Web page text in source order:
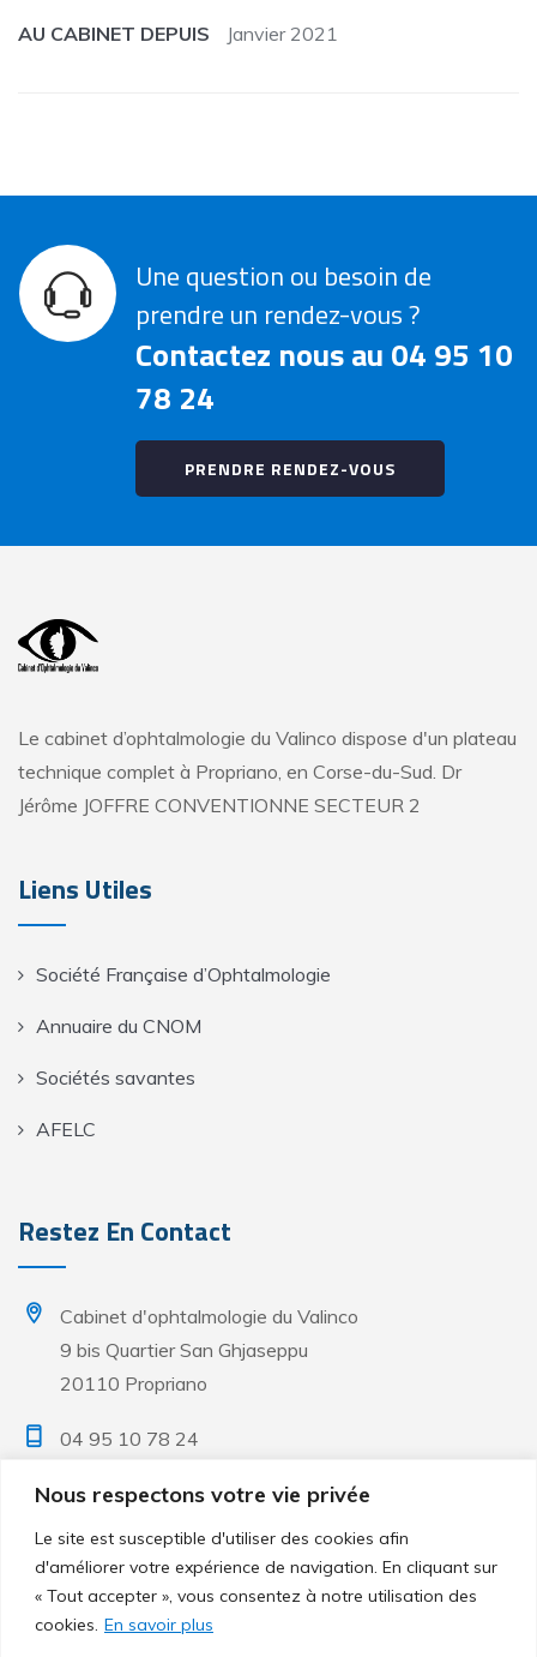
Nous respectons votre vie privée
Le site est susceptible d'utiliser des cookies afin
d'améliorer votre expérience de navigation. En cliquant sur
« Tout accepter », vous consentez à notre utilisation des
cookies. En savoir plus
AU CABINET DEPUIS
Janvier 2021
Une question ou besoin de
prendre un rendez-vous ?
Contactez nous au 04 95 10
78 24
PRENDRE RENDEZ-VOUS
Le cabinet d’ophtalmologie du Valinco dispose d'un plateau
technique complet à Propriano, en Corse-du-Sud. Dr
Jérôme JOFFRE CONVENTIONNE SECTEUR 2
Liens Utiles
Société Française d’Ophtalmologie
Annuaire du CNOM
Sociétés savantes
AFELC
Restez En Contact
Cabinet d'ophtalmologie du Valinco
9 bis Quartier San Ghjaseppu
20110 Propriano
04 95 10 78 24
Lun. & Mar. - 08h à 18h
Mer. & Ven. - 08h à 17h
Sur rendez-vous uniquement